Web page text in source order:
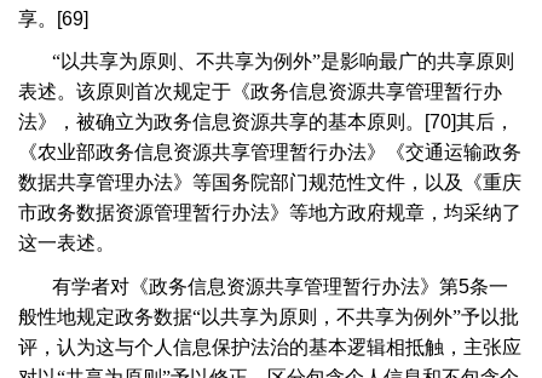
享。
[69]
“以共享为原则、不共享为例外”是影响最广的共享原则
表述。该原则首次规定于《政务信息资源共享管理暂行办
法》，被确立为政务信息资源共享的基本原则。
[70]其后，
《农业部政务信息资源共享管理暂行办法》《交通运输政务
数据共享管理办法》等国务院部门规范性文件，以及《重庆
市政务数据资源管理暂行办法》等地方政府规章，均采纳了
这一表述。
有学者对《政务信息资源共享管理暂行办法》第5条一
般性地规定政务数据“以共享为原则，不共享为例外”予以批
评，认为这与个人信息保护法治的基本逻辑相抵触，主张应